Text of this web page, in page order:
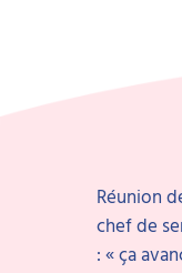
Réunion
chef de
: « ça